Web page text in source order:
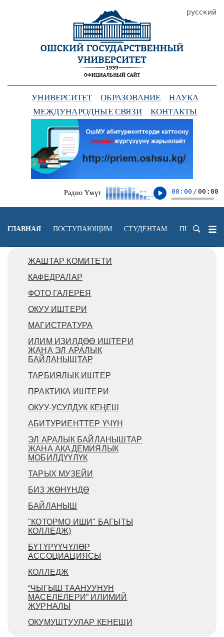
УНИВЕРСИТЕТ ОБРАЗОВАНИЕ
НАУКА
МЕЖДУНАРОДНЫЕ СВЯЗИ
КОНТАКТЫ
Радио Үмүт 00:00 / 00:00
русский
ГЛАВНАЯ ПОСТУПАЮЩИМ СТУДЕНТАМ
ЖАШТАР КОМИТЕТИ
КАФЕДРАЛАР
ФОТО ГАЛЕРЕЯ
ОКУУ ИШТЕРИ
МАГИСТРАТУРА
ИЛИМ ИЗИЛДӨӨ ИШТЕРИ
ЖАНА ЭЛ АРАЛЫК
БАЙЛАНЫШТАР
ТАРБИЯЛЫК ИШТЕР
ПРАКТИКА ИШТЕРИ
ОКУУ-УСУЛДУК КЕҢЕШ
АБИТУРИЕНТТЕР ҮЧҮН
ЭЛ АРАЛЫК БАЙЛАНЫШТАР
ЖАНА АКАДЕМИЯЛЫК
МОБИЛДҮҮЛҮК
ТАРЫХ МУЗЕЙИ
БИЗ ЖӨНҮНДӨ
БАЙЛАНЫШ
"КОТОРМО ИШИ" БАГЫТЫ
КОЛЛЕДЖ)
БҮТҮРҮҮЧҮЛӨР
АССОЦИАЦИЯСЫ
КОЛЛЕДЖ
“ЧЫГЫШ ТААНУУНУН
МАСЕЛЕЛЕРИ” ИЛИМИЙ
ЖУРНАЛЫ
ОКУМУШТУУЛАР КЕНЕШИ